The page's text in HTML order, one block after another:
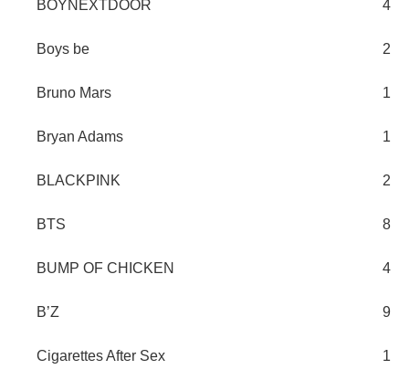
BOYNEXTDOOR 4
Boys be 2
Bruno Mars 1
Bryan Adams 1
BLACKPINK 2
BTS 8
BUMP OF CHICKEN 4
B’Z 9
Cigarettes After Sex 1